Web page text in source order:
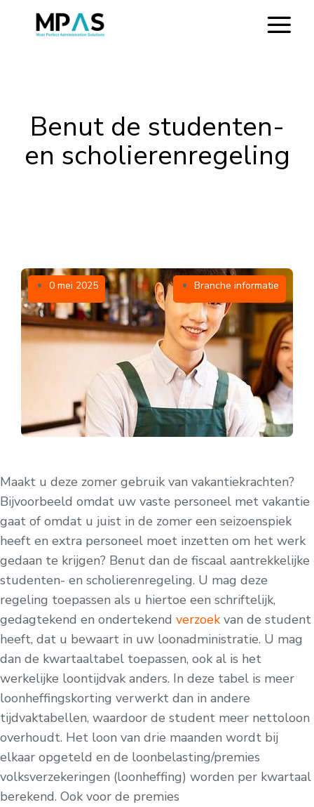
Benut de studenten-
en scholierenregeling
0 mei 2025 Branche informatie
Maakt u deze zomer gebruik van vakantiekrachten?
Bijvoorbeeld omdat uw vaste personeel met vakantie
gaat of omdat u juist in de zomer een seizoenspiek
heeft en extra personeel moet inzetten om het werk
gedaan te krijgen? Benut dan de fiscaal aantrekkelijke
studenten- en scholierenregeling. U mag deze
regeling toepassen als u hiertoe een schriftelijk,
gedagtekend en ondertekend verzoekvan de student
heeft, dat u bewaart in uw loonadministratie. U mag
dan de kwartaaltabel toepassen, ook al is het
werkelijke loontijdvak anders. In deze tabel is meer
loonheffingskorting verwerkt dan in andere
tijdvaktabellen, waardoor de student meer nettoloon
overhoudt. Het loon van drie maanden wordt bij
elkaar opgeteld en de loonbelasting/premies
volksverzekeringen (loonheffing) worden per kwartaal
berekend. Ook voor de premies